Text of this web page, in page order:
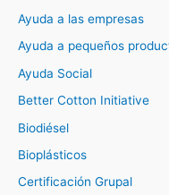
Ayuda a las empresas
Ayuda a pequeños
Ayuda Social
Better Cotton Initiative
Biodiésel
Bioplásticos
Certificación Grupal